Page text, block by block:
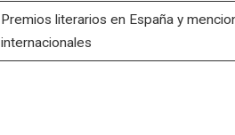
Premios literarios en España y
internacionales